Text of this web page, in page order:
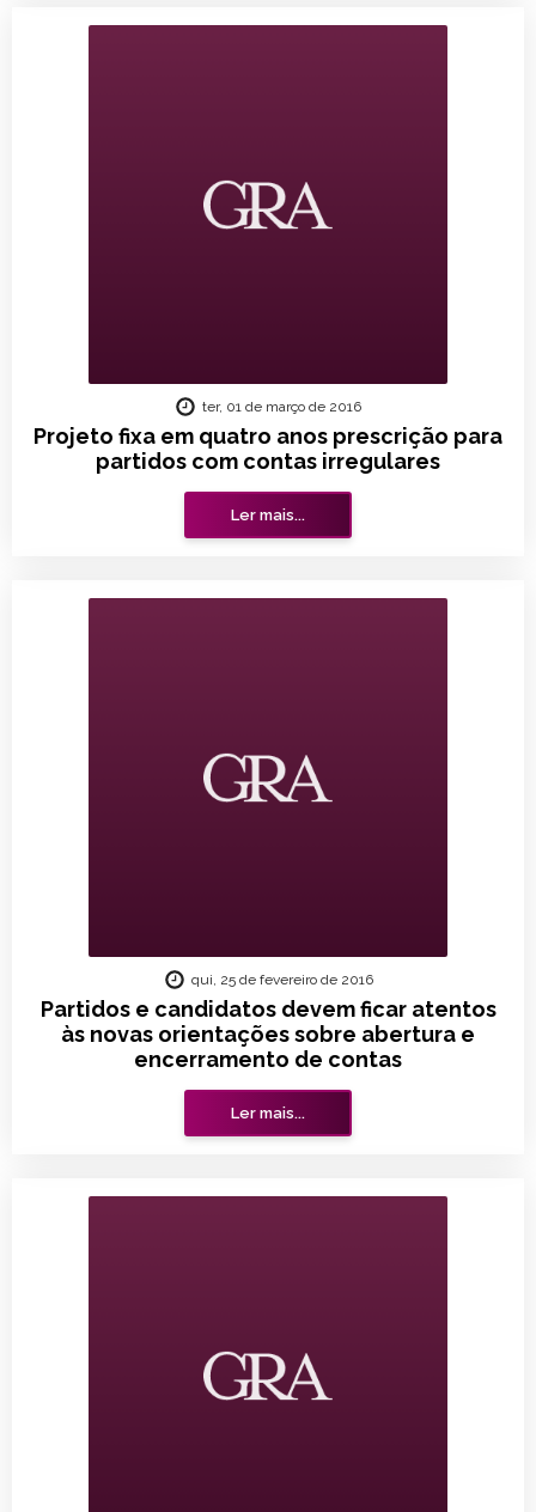
Projeto fixa em quatro anos prescrição para
partidos com contas irregulares
ter, 01 de março de 2016
Ler mais...
Partidos e candidatos devem ficar atentos
às novas orientações sobre abertura e
encerramento de contas
qui, 25 de fevereiro de 2016
Ler mais...